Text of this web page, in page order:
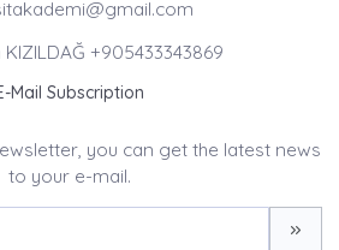
KIZILDAĞ +905433343869
Mail Subscription
you can get the latest news
to your e-mail.